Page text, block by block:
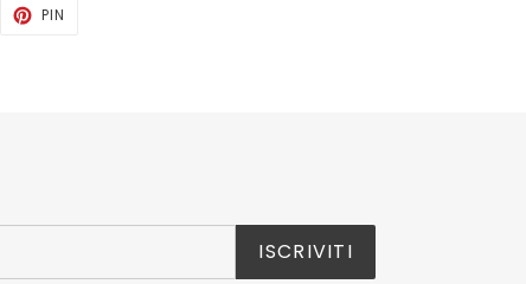
PIN
ISCRIVITI